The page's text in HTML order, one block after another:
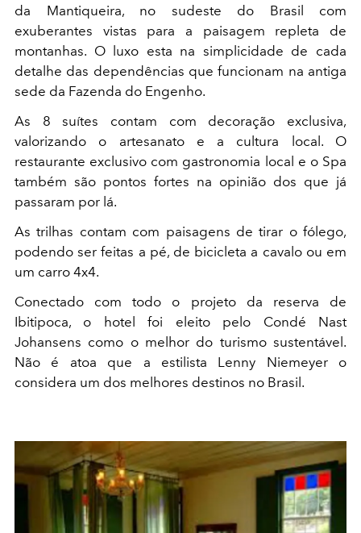
da Mantiqueira, no sudeste do Brasil com
exuberantes vistas para a paisagem repleta de
montanhas. O luxo esta na simplicidade de cada
detalhe das dependências que funcionam na antiga
sede da Fazenda do Engenho.
As 8 suítes contam com decoração exclusiva,
valorizando o artesanato e a cultura local. O
restaurante exclusivo com gastronomia local e o Spa
também são pontos fortes na opinião dos que já
passaram por lá.
As trilhas contam com paisagens de tirar o fólego,
podendo ser feitas a pé, de bicicleta a cavalo ou em
um carro 4x4.
Conectado com todo o projeto da reserva de
Ibitipoca, o hotel foi eleito pelo Condé Nast
Johansens como o melhor do turismo sustentável.
Não é atoa que a estilista Lenny Niemeyer o
considera um dos melhores destinos no Brasil.